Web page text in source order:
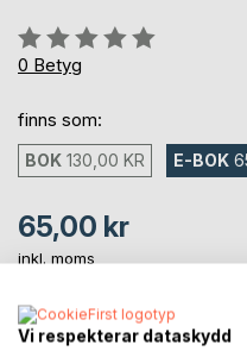
Betyg::
0%
0 Betyg
finns som:
BOK 130,00 KR E-BOK
65,00 kr
inkl. moms
Vi respekterar dataskydd